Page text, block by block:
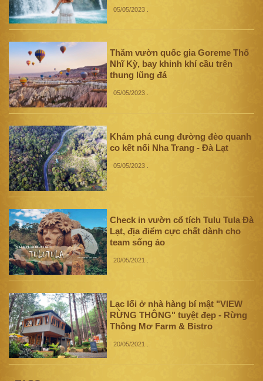
05/05/2023
Thăm vườn quốc gia Goreme Thổ
Nhĩ Kỳ, bay khinh khí cầu trên
thung lũng đá
05/05/2023
Khám phá cung đường đèo quanh
co kết nối Nha Trang - Đà Lạt
05/05/2023
Check in vườn cổ tích Tulu Tula Đà
Lạt, địa điểm cực chất dành cho
team sống ảo
20/05/2021
Lạc lối ở nhà hàng bí mật "VIEW
RỪNG THÔNG" tuyệt đẹp - Rừng
Thông Mơ Farm & Bistro
20/05/2021